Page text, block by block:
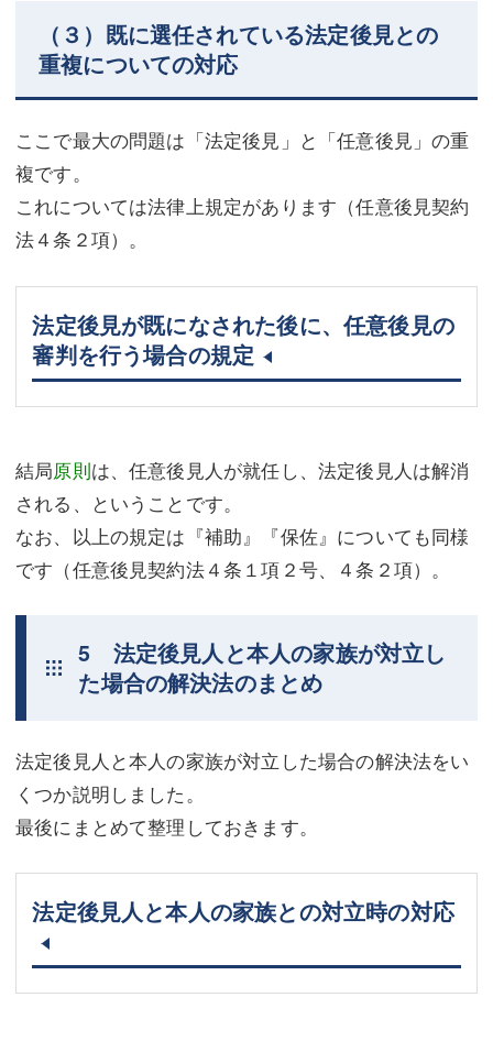
（３）既に選任されている法定後見との
重複についての対応
ここで最大の問題は「法定後見」と「任意後見」の重
複です。
これについては法律上規定があります（任意後見契約
法４条２項）。
法定後見が既になされた後に、任意後見の
審判を行う場合の規定
結局原則は、任意後見人が就任し、法定後見人は解消
される、ということです。
なお、以上の規定は『補助』『保佐』についても同様
です（任意後見契約法４条１項２号、４条２項）。
5 法定後見人と本人の家族が対立し
た場合の解決法のまとめ
法定後見人と本人の家族が対立した場合の解決法をい
くつか説明しました。
最後にまとめて整理しておきます。
法定後見人と本人の家族との対立時の対応